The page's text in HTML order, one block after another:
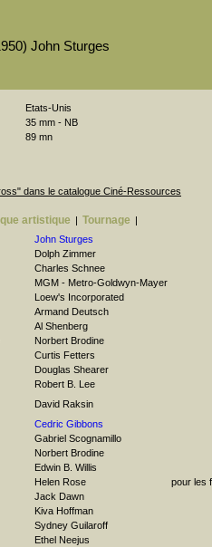
John Sturges
Etats-Unis
35 mm - NB
89 mn
dans le catalogue Ciné-Ressources
artistique | Tournage |
John Sturges
Dolph Zimmer
Charles Schnee
MGM - Metro-Goldwyn-Mayer
Loew's Incorporated
Armand Deutsch
Al Shenberg
Norbert Brodine
Curtis Fetters
Douglas Shearer
Robert B. Lee
David Raksin
Cedric Gibbons
Gabriel Scognamillo
Norbert Brodine
Edwin B. Willis
Helen Rose
pour les
Jack Dawn
Kiva Hoffman
Sydney Guilaroff
Ethel Neejus